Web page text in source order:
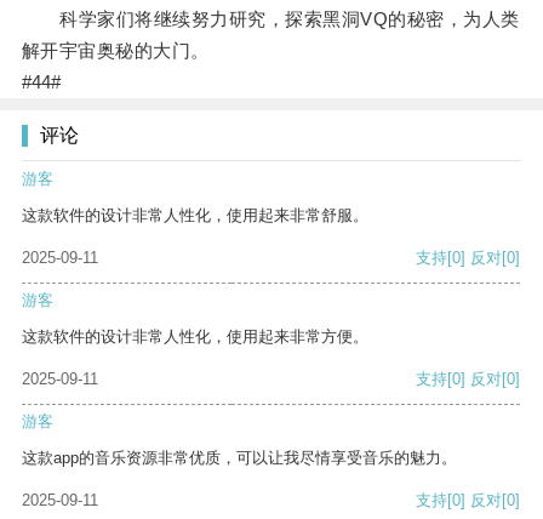
科学家们将继续努力研究，探索黑洞VQ的秘密，为人类
解开宇宙奥秘的大门。
#44#
评论
游客
这款软件的设计非常人性化，使用起来非常舒服。
2025-09-11 支持[0] 反对[0]
游客
这款软件的设计非常人性化，使用起来非常方便。
2025-09-11 支持[0] 反对[0]
游客
这款app的音乐资源非常优质，可以让我尽情享受音乐的魅力。
2025-09-11 支持[0] 反对[0]